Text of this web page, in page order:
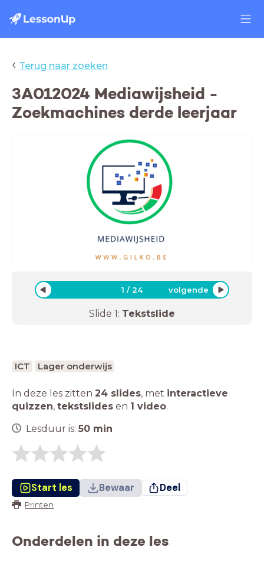
‹ Terug naar zoeken
3A012024 Mediawijsheid -
Zoekmachines derde leerjaar
1 /24 volgende
Slide 1: Tekstslide
ICT Lager onderwijs
In deze les zitten 24 slides, met interactieve
quizzen, tekstslides en 1 video.
Lesduur is: 50 min
Start les Bewaar Deel
Printen
Onderdelen in deze les